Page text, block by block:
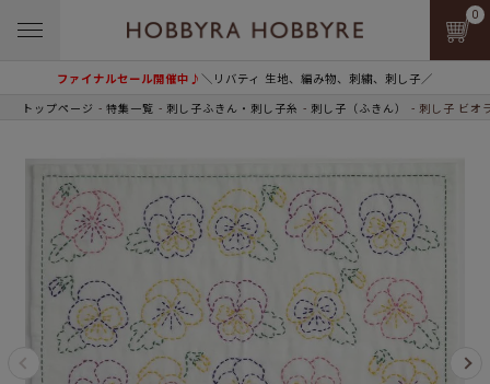
ファイナルセール開催中♪＼リバティ 生地、編み物、刺繍、刺し子／
0
トップページ 特集一覧 刺し子ふきん・刺し子糸 刺し子（ふきん） 刺し子 ビオ